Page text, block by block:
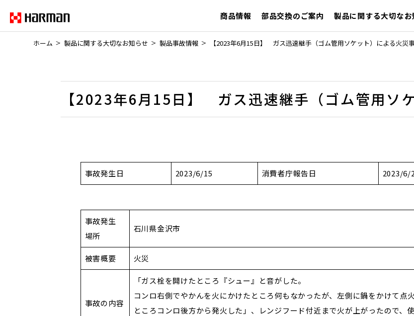
商品情報 部品交換のご案内 製品に関する大切な
ホーム 製品に関する大切なお知らせ 製品事故情報 【2023年6月15日】 ガス迅速継手（ゴム管用ソケット）による火災
【2023年6月15日】 ガス迅速継手（ゴム管用ソ
事故発生日 2023/6/15 消費者庁報告日 2023/6/
事故発生
場所
石川県金沢市
被害概要 火災
事故の内容
「ガス栓を開けたところ『シュー』と音がした。
コンロ右側でやかんを火にかけたところ何もなかったが、左側に鍋をかけて点
ところコンロ後方から発火した」、レンジフード付近まで火が上がったので、